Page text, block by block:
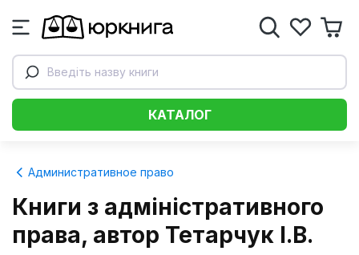
Введіть назву книги
КАТАЛОГ
Административное право
Книги з адміністративного
права, автор Тетарчук І.В.